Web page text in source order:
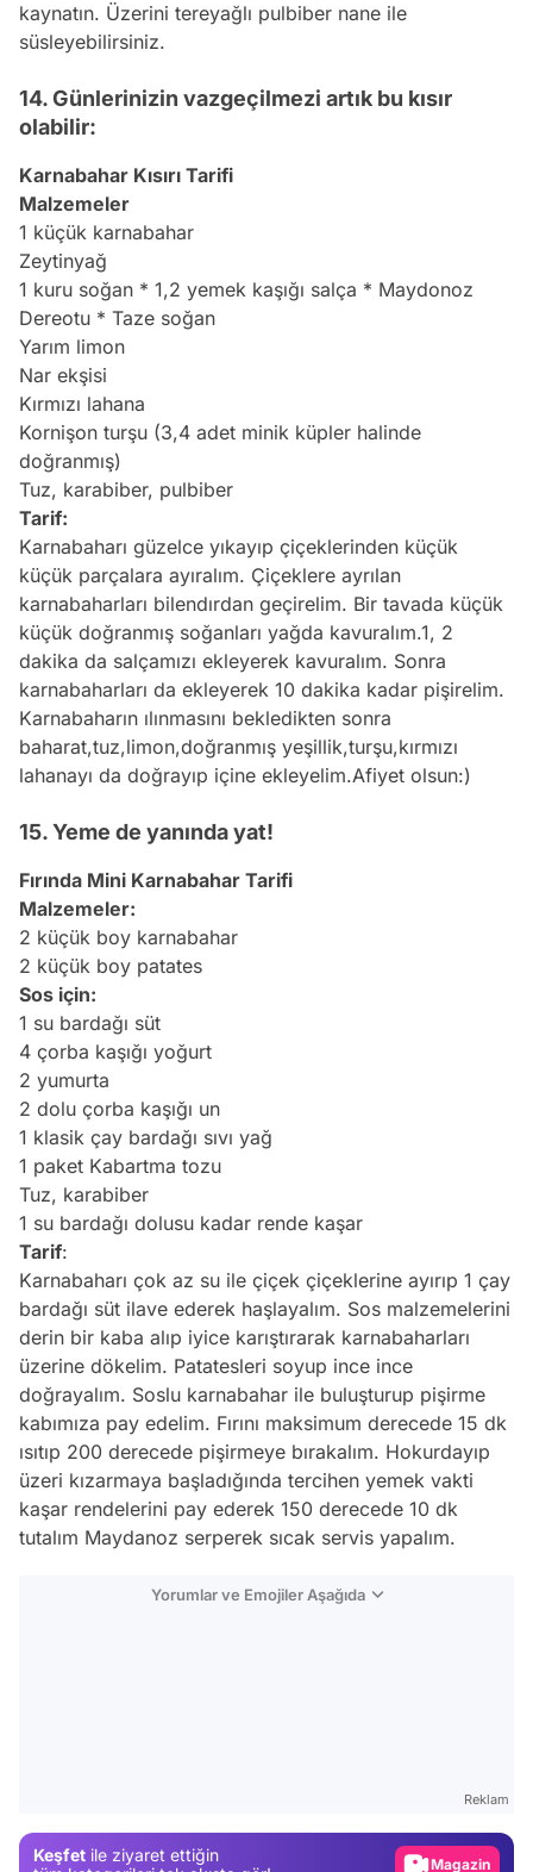
kaynatın. Üzerini tereyağlı pulbiber nane ile
süsleyebilirsiniz.
14. Günlerinizin vazgeçilmezi artık bu kısır
olabilir:
Karnabahar Kısırı Tarifi
Malzemeler
1 küçük karnabahar
Zeytinyağ
1 kuru soğan * 1,2 yemek kaşığı salça * Maydonoz
Dereotu * Taze soğan
Yarım limon
Nar ekşisi
Kırmızı lahana
Kornişon turşu (3,4 adet minik küpler halinde
doğranmış)
Tuz, karabiber, pulbiber
Tarif:
Karnabaharı güzelce yıkayıp çiçeklerinden küçük
küçük parçalara ayıralım. Çiçeklere ayrılan
karnabaharları bilendırdan geçirelim. Bir tavada küçük
küçük doğranmış soğanları yağda kavuralım.1, 2
dakika da salçamızı ekleyerek kavuralım. Sonra
karnabaharları da ekleyerek 10 dakika kadar pişirelim.
Karnabaharın ılınmasını bekledikten sonra
baharat,tuz,limon,doğranmış yeşillik,turşu,kırmızı
lahanayı da doğrayıp içine ekleyelim.Afiyet olsun:)
15. Yeme de yanında yat!
Fırında Mini Karnabahar Tarifi
Malzemeler:
2 küçük boy karnabahar
2 küçük boy patates
Sos için:
1 su bardağı süt
4 çorba kaşığı yoğurt
2 yumurta
2 dolu çorba kaşığı un
1 klasik çay bardağı sıvı yağ
1 paket Kabartma tozu
Tuz, karabiber
1 su bardağı dolusu kadar rende kaşar
Tarif:
Karnabaharı çok az su ile çiçek çiçeklerine ayırıp 1 çay
bardağı süt ilave ederek haşlayalım. Sos malzemelerini
derin bir kaba alıp iyice karıştırarak karnabaharları
üzerine dökelim. Patatesleri soyup ince ince
doğrayalım. Soslu karnabahar ile buluşturup pişirme
kabımıza pay edelim. Fırını maksimum derecede 15 dk
ısıtıp 200 derecede pişirmeye bırakalım. Hokurdayıp
üzeri kızarmaya başladığında tercihen yemek vakti
kaşar rendelerini pay ederek 150 derecede 10 dk
tutalım Maydanoz serperek sıcak servis yapalım.
Yorumlar ve Emojiler Aşağıda
Reklam
Keşfet ile ziyaret ettiğin
Video